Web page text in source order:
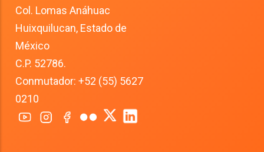
Col. Lomas Anáhuac
Huixquilucan, Estado de
México
C.P. 52786.
Conmutador: +52 (55) 5627
0210